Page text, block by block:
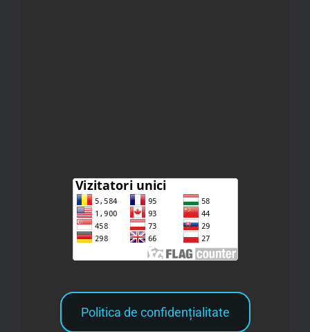
Politica de confidențialitate